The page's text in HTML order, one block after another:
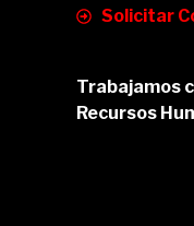
Solicitar
Trabajamos
Recursos